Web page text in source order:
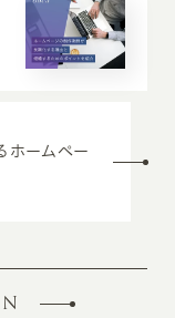
ホームペー